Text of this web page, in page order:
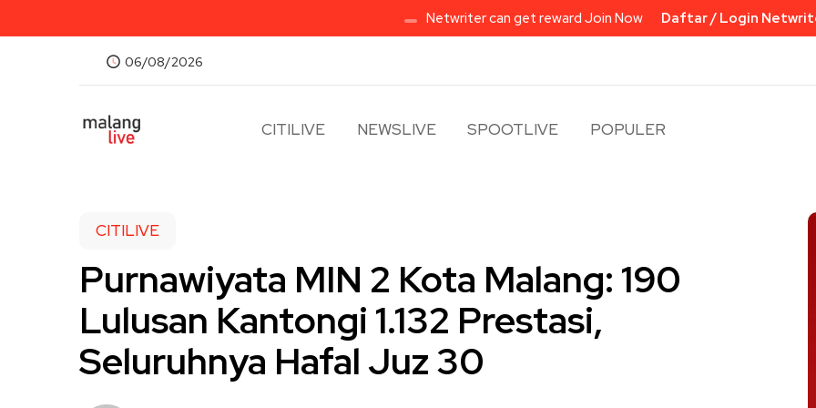
Netwriter can get reward Join Now Daftar / Login
06/08/2026
CITILIVE NEWSLIVE SPOOTLIVE POPULER
CITILIVE
Purnawiyata MIN 2 Kota Malang: 190
Lulusan Kantongi 1.132 Prestasi,
Seluruhnya Hafal Juz 30